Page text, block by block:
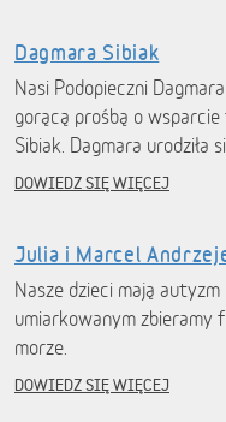
Dagmara Sibiak
Nasi Podopieczni
gorącą prośbą o
Sibiak. Dagmara urodziła
DOWIEDZ SIĘ WIĘCEJ
Julia i Marcel
Nasze dzieci mają
umiarkowanym zbieramy
morze.
DOWIEDZ SIĘ WIĘCEJ